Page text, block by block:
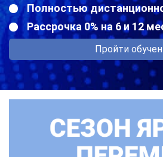
Полностью
Рассрочка 0% на 6 и 12
Пройти